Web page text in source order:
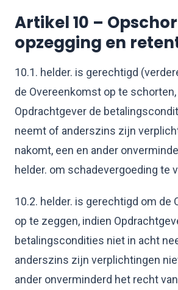
Artikel 10 –
opzegging en
10.1. helder. is gerechtigd
de Overeenkomst op te
Opdrachtgever de
neemt of anderszins zijn
nakomt, een en ander
helder. om schadevergoeding te
10.2. helder. is gerechtigd om de
op te zeggen, indien
betalingscondities niet in acht
anderszins zijn verplichtingen
ander onverminderd het recht